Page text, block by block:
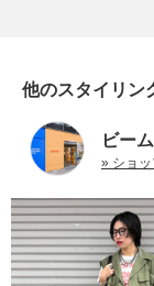
他のスタイリン
ビー
» ショ